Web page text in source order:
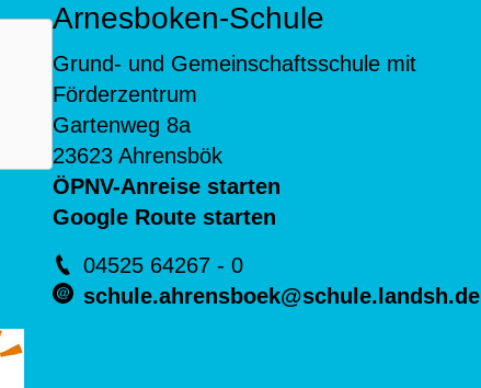
Arnesboken-Schule
Grund- und Gemeinschaftsschule mit
Förderzentrum
Gartenweg 8a
23623 Ahrensbök
ÖPNV-Anreise starten
Google Route starten
04525 64267 - 0
schule.ahrensboek@schule.landsh.de